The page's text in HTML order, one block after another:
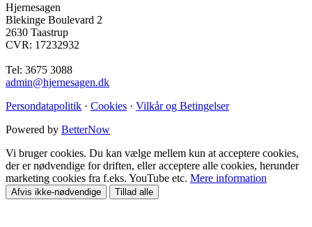
Hjernesagen
Blekinge Boulevard 2
2630 Taastrup
CVR: 17232932
Tel: 3675 3088
admin@hjernesagen.dk
Persondatapolitik · Cookies · Vilkår og Betingelser
Powered by BetterNow
Vi bruger cookies. Du kan vælge mellem kun at acceptere cookies,
der er nødvendige for driften, eller acceptere alle cookies, herunder
marketing cookies fra f.eks. YouTube etc. Mere information
Afvis ikke-nødvendige Tillad alle